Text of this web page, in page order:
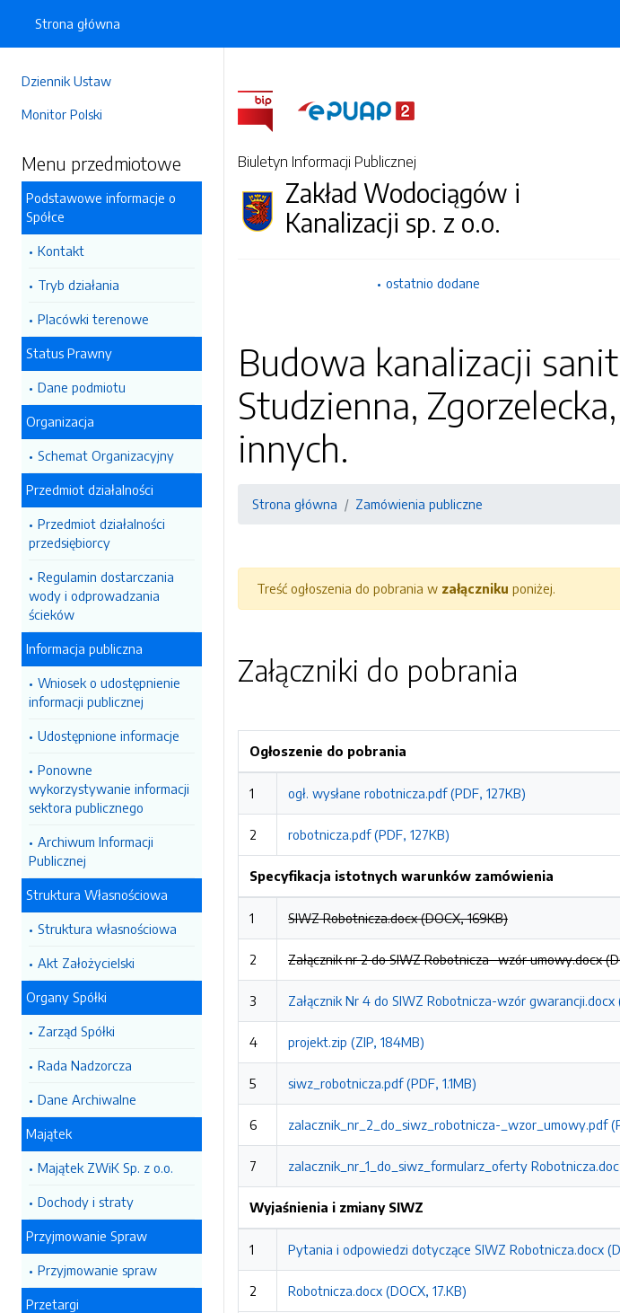
Dziennik Ustaw
Monitor Polski
Menu przedmiotowe
Podstawowe informacje o
Spółce
Kontakt
Tryb działania
Placówki terenowe
Status Prawny
Dane podmiotu
Organizacja
Schemat Organizacyjny
Przedmiot działalności
Przedmiot działalności
przedsiębiorcy
Regulamin dostarczania
wody i odprowadzania
ścieków
Informacja publiczna
Wniosek o udostępnienie
informacji publicznej
Udostępnione informacje
Ponowne
wykorzystywanie informacji
sektora publicznego
Archiwum Informacji
Publicznej
Struktura Własnościowa
Struktura własnościowa
Akt Założycielski
Organy Spółki
Zarząd Spółki
Rada Nadzorcza
Dane Archiwalne
Majątek
Majątek ZWiK Sp. z o.o.
Dochody i straty
Przyjmowanie Spraw
Przyjmowanie spraw
Przetargi
Strona główna
Biuletyn Informacji Publicznej
Zakład Wodociągów i
Kanalizacji sp. z o.o.
ostatnio dodane
Budowa kanalizacji
Studzienna,
innych.
Strona główna Zamówienia publiczne
Treść ogłoszenia do pobrania w załączniku poniżej.
Załączniki do pobrania
Ogłoszenie do pobrania
1 ogł. wysłane robotnicza.pdf (PDF, 127KB)
2 robotnicza.pdf (PDF, 127KB)
Specyfikacja istotnych warunków zamówienia
1 SIWZ Robotnicza.docx (DOCX, 169KB)
2 Załącznik nr 2 do SIWZ Robotnicza- wzór umowy.docx
3 Załącznik Nr 4 do SIWZ Robotnicza-wzór gwarancji.docx
4 projekt.zip (ZIP, 184MB)
5 siwz_robotnicza.pdf (PDF, 1.1MB)
6 zalacznik_nr_2_do_siwz_robotnicza-_wzor_umowy.pdf
7 zalacznik_nr_1_do_siwz_formularz_oferty Robotnicza.doc
Wyjaśnienia i zmiany SIWZ
1 Pytania i odpowiedzi dotyczące SIWZ Robotnicza.docx
2 Robotnicza.docx (DOCX, 17.KB)